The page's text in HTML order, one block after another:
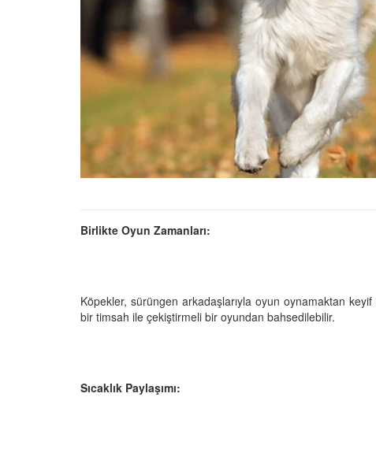
Birlikte Oyun Zamanları:
Köpekler, sürüngen arkadaşlarıyla oyun oynamaktan
bir timsah ile çekiştirmeli bir oyundan bahsedilebilir.
Sıcaklık Paylaşımı:
22.05.2020
Ankara’daki Hayvan
22.05.2020
Köpeğim Su İçmiyor,
Su İçmeme Sebepleri
22.05.2020
Neler
Köpeklerden İnsanlara
Geçebilen Parazitler:
Rehber ve Korunma